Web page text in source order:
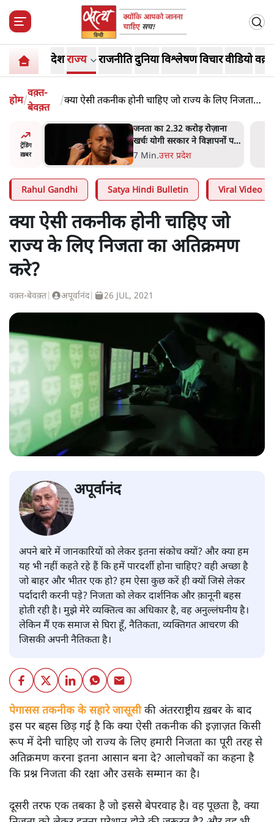
देशराज्य राजनीतिदुनियाविश्लेषणविचारवीडियो
होम/
वक़्त-
बेवक़्त
/क्या ऐसी तकनीक होनी चाहिए जो राज्य के लिए निजता
ट्रेंडिंग
ख़बर
पर
उलटबांसीः राष्ट्र के चरित्र की मरम्मत
जारी है
11 Min.व्यंग्य/उलटबाँसी
Rahul Gandhi Satya Hindi Bulletin Viral Video
क्या ऐसी तकनीक होनी चाहिए जो
राज्य के लिए निजता का अतिक्रमण
करे?
वक़्त-बेवक़्त अपूर्वानंद| 26 JUL, 2021
अपूर्वानंद
अपने बारे में जानकारियों को लेकर इतना संकोच क्यों? और क्या हम
यह भी नहीं कहते रहे हैं कि हमें पारदर्शी होना चाहिए? वही अच्छा है
जो बाहर और भीतर एक हो? हम ऐसा कुछ करें ही क्यों जिसे लेकर
पर्दादारी करनी पड़े? निजता को लेकर दार्शनिक और क़ानूनी बहस
होती रही है। मुझे मेरे व्यक्तित्व का अधिकार है, वह अनुल्लंघनीय है।
लेकिन मैं एक समाज से घिरा हूँ, नैतिकता, व्यक्तिगत आचरण की
जिसकी अपनी नैतिकता है।
पेगासस तकनीक के सहारे जासूसी की अंतरराष्ट्रीय ख़बर के बाद
इस पर बहस छिड़ गई है कि क्या ऐसी तकनीक की इज़ाज़त किसी
रूप में देनी चाहिए जो राज्य के लिए हमारी निजता का पूरी तरह से
अतिक्रमण करना इतना आसान बना दे? आलोचकों का कहना है
कि प्रश्न निजता की रक्षा और उसके सम्मान का है।
दूसरी तरफ एक तबका है जो इससे बेपरवाह है। वह पूछता है, क्या